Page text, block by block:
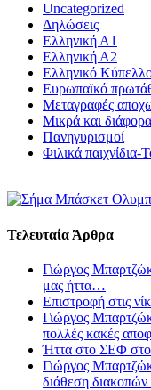
Uncategorized
Δηλώσεις
Ελληνική Α1
Ελληνική Α2
Ελληνικό
Ευρωπαϊκό
Μεταγραφές
Μικρά και
Πανηγυρισμοί
Φιλικά παιχνίδια-
Τελευταία Άρθρα
Γιώργος
μας ήττα…
Επιστροφή στις
Γιώργος
πολλές κακές
Ήττα στο ΣΕΦ
Γιώργος
διάθεση